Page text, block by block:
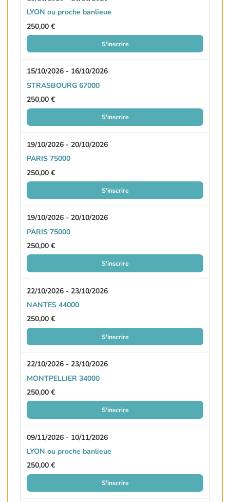
LYON ou proche banlieue
250,00 €
S'inscrire
15/10/2026 - 16/10/2026
STRASBOURG 67000
250,00 €
S'inscrire
19/10/2026 - 20/10/2026
PARIS 75000
250,00 €
S'inscrire
19/10/2026 - 20/10/2026
PARIS 75000
250,00 €
S'inscrire
22/10/2026 - 23/10/2026
NANTES 44000
250,00 €
S'inscrire
22/10/2026 - 23/10/2026
MONTPELLIER 34000
250,00 €
S'inscrire
09/11/2026 - 10/11/2026
LYON ou proche banlieue
250,00 €
S'inscrire